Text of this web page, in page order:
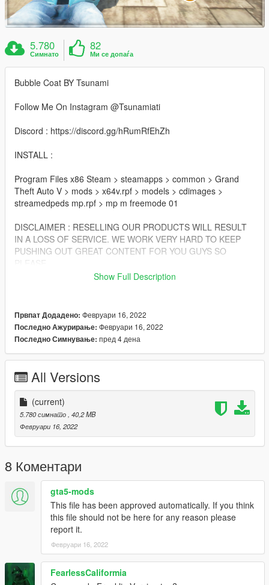
5.780
Симнато
82
Ми се допаѓа
Bubble Coat BY Tsunami
Follow Me On Instagram @Tsunamiati
Discord : https://discord.gg/hRumRfEhZh
INSTALL :
Program Files x86 Steam > steamapps > common > Grand
Theft Auto V > mods > x64v.rpf > models > cdimages >
streamedpeds mp.rpf > mp m freemode 01
DISCLAIMER : RESELLING OUR PRODUCTS WILL RESULT
IN A LOSS OF SERVICE. WE WORK VERY HARD TO KEEP
PUSHING OUT GREAT CONTENT FOR YOU GUYS SO
GIVE US THE RESPECT AND NOT RESELL OUR PRODUCTS
Show Full Description
Првпат Додадено: Февруари 16, 2022
Последно Ажурирање: Февруари 16, 2022
Последно Симнување: пред 4 дена
All Versions
(current)
5.780 симнато , 40,2 MB
Февруари 16, 2022
8 Коментари
gta5-mods
This file has been approved automatically. If you think
this file should not be here for any reason please
report it.
Февруари 16, 2022
FearlessCaliformia